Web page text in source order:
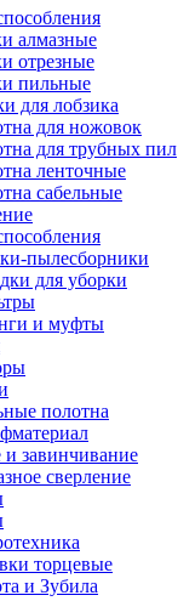
алмазные
отрезные
пильные
для лобзика
для ножовок
для трубных пил
ленточные
сабельные
пылесборники
для уборки
и муфты
полотна
завинчивание
сверление
торцевые
и Зубила